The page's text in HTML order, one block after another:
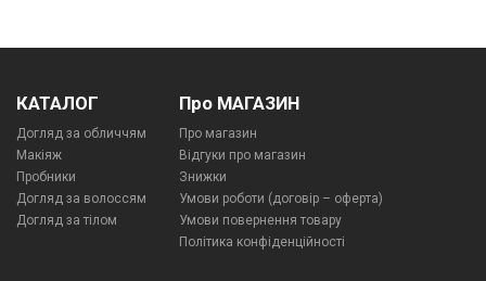
КАТАЛОГ
Догляд за обличчям
Макіяж
Пробники
Догляд за волоссям
Догляд за тілом
Про МАГАЗИН
Про магазин
Відгуки про магазин
Знижки
Умови роботи (договір – оферта)
Умови повернення товару
Політика конфіденційності